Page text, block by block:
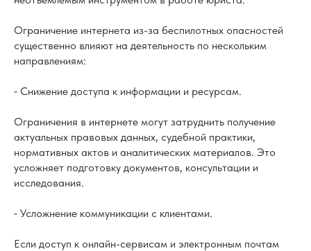
Ограничение интернета из-за беспилотных опасностей
существенно влияют на деятельность по нескольким
направлениям:
⁃ Снижение доступа к информации и ресурсам.
Ограничения в интернете могут затруднить получение
актуальных правовых данных, судебной практики,
нормативных актов и аналитических материалов. Это
усложняет подготовку документов, консультации и
исследования.
⁃ Усложнение коммуникации с клиентами.
Если доступ к онлайн-сервисам и электронным почтам